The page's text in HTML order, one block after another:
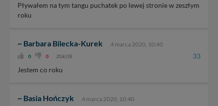
Pływałem na tym tangu puchatek po lewej stronie w zeszłym
roku
~ Barbara Bilecka-Kurek 4 marca 2020, 10:40
0 0 ZGŁOŚ 33
Jestem co roku
~ Basia Hończyk 4 marca 2020, 10:40